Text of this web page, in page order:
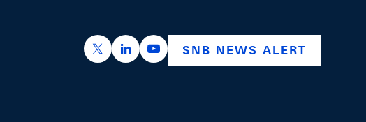
https://x.com/snb_bns
https://ch.linkedin.com/company/swiss-
https://www.youtube.com/
SNB NEWS ALERT